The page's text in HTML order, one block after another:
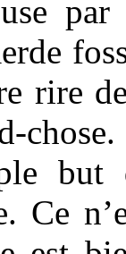
rire
chose.
but
Ce